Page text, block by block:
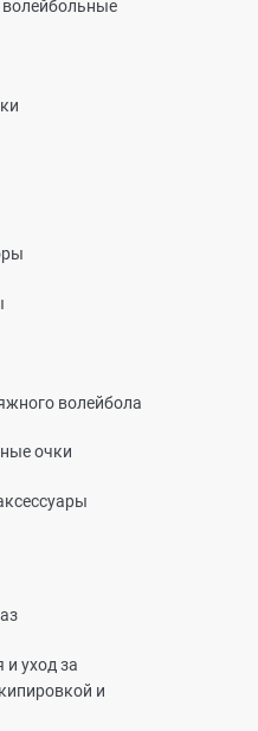
волейбола
очки
и уход за
и